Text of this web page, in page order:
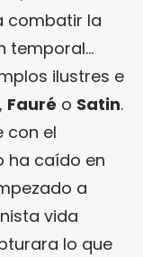
combatir la
temporal…
ilustres e
, Fauré o Satin.
con el
ha caído en
a
vida
lo que